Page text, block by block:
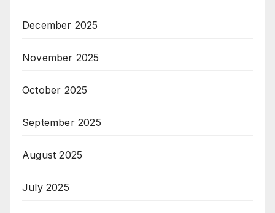
December 2025
November 2025
October 2025
September 2025
August 2025
July 2025